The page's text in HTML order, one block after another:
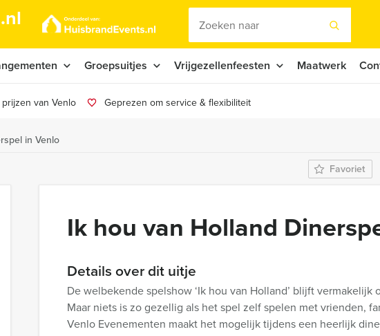
Groepsuitjes Vrijgezellenfeesten Maatwerk
van Venlo Geprezen om service & flexibiliteit
in Venlo
Favoriet
Ik hou van Holland
Details over dit uitje
De welbekende spelshow ‘Ik hou van Holland’ blijft vermakelijk
Maar niets is zo gezellig als het spel zelf spelen met vrienden,
Venlo Evenementen maakt het mogelijk tijdens een heerlijk